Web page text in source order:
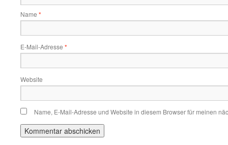
Name *
E-Mail-Adresse *
Website
Name, E-Mail-Adresse und Website in diesem Browser für meinen